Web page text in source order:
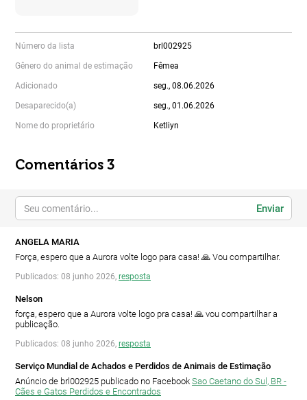
Número da lista brl002925
Gênero do animal de estimação Fêmea
Adicionado seg., 08.06.2026
Desaparecido(a) seg., 01.06.2026
Nome do proprietário Ketliyn
Comentários 3
Enviar
ANGELA MARIA
Força, espero que a Aurora volte logo para casa! 🙏 Vou compartilhar.
Publicados: 08 junho 2026, resposta
Nelson
força, espero que a Aurora volte logo pra casa! 🙏 vou compartilhar a
publicação.
Publicados: 08 junho 2026, resposta
Serviço Mundial de Achados e Perdidos de Animais de Estimação
Anúncio de brl002925 publicado no Facebook Sao Caetano do Sul, BR -
Cães e Gatos Perdidos e Encontrados